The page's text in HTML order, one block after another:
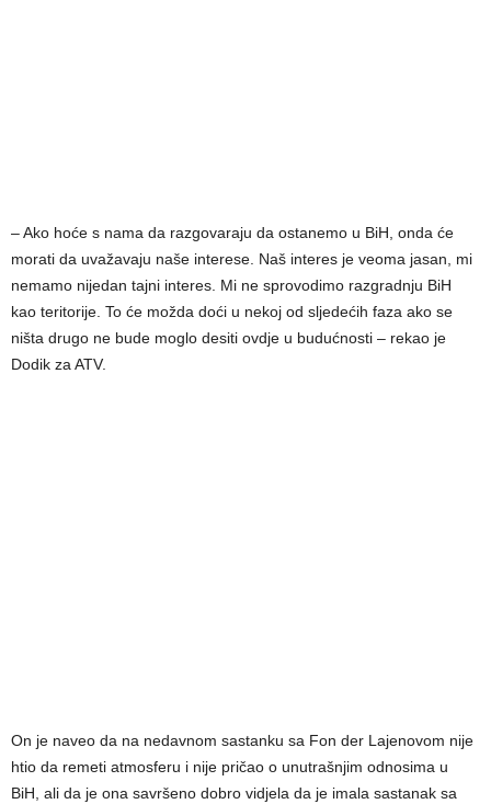
– Ako hoće s nama da razgovaraju da ostanemo u BiH, onda će
morati da uvažavaju naše interese. Naš interes je veoma jasan, mi
nemamo nijedan tajni interes. Mi ne sprovodimo razgradnju BiH
kao teritorije. To će možda doći u nekoj od sljedećih faza ako se
ništa drugo ne bude moglo desiti ovdje u budućnosti – rekao je
Dodik za ATV.
On je naveo da na nedavnom sastanku sa Fon der Lajenovom nije
htio da remeti atmosferu i nije pričao o unutrašnjim odnosima u
BiH, ali da je ona savršeno dobro vidjela da je imala sastanak sa